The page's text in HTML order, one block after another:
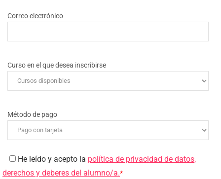
Correo electrónico
Curso en el que desea inscribirse
Método de pago
He leído y acepto la política de privacidad de datos,
derechos y deberes del alumno/a.*